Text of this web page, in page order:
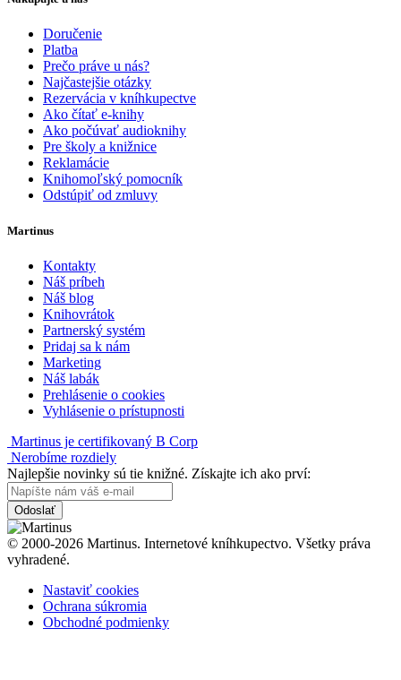
Doručenie
Platba
Prečo práve u nás?
Najčastejšie otázky
Rezervácia v kníhkupectve
Ako čítať e-knihy
Ako počúvať audioknihy
Pre školy a knižnice
Reklamácie
Knihomoľský pomocník
Odstúpiť od zmluvy
Martinus
Kontakty
Náš príbeh
Náš blog
Knihovrátok
Partnerský systém
Pridaj sa k nám
Marketing
Náš labák
Prehlásenie o cookies
Vyhlásenie o prístupnosti
Martinus je certifikovaný B Corp
Nerobíme rozdiely
Najlepšie novinky sú tie knižné. Získajte ich ako prví:
Odoslať
© 2000-2026 Martinus. Internetové kníhkupectvo. Všetky práva
vyhradené.
Nastaviť cookies
Ochrana súkromia
Obchodné podmienky